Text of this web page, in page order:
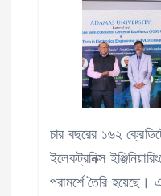
চার বছরের ১৬২
ইলেকট্রনিক্স
পরামর্শে তৈরি